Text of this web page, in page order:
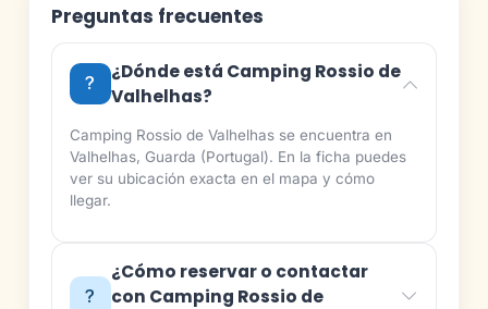
Preguntas frecuentes
¿Dónde está Camping Rossio de
Valhelhas?
Camping Rossio de Valhelhas se encuentra en
Valhelhas, Guarda (Portugal). En la ficha puedes
ver su ubicación exacta en el mapa y cómo
llegar.
¿Cómo reservar o contactar
con Camping Rossio de